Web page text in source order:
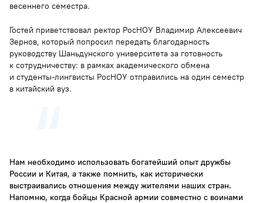
весеннего семестра.
Гостей приветствовал ректор РосНОУ Владимир Алексеевич
Зернов, который попросил передать благодарность
руководству Шаньдунского университета за готовность
к сотрудничеству: в рамках академического обмена
и студенты-лингвисты РосНОУ отправились на один семестр
в китайский вуз.
Нам необходимо использовать богатейший опыт дружбы
России и Китая, а также помнить, как исторически
выстраивались отношения между жителями наших стран.
Напомню, когда бойцы Красной армии совместно с воинами